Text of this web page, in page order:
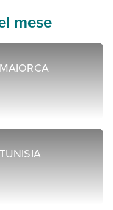
mese
MAIORCA
TUNISIA